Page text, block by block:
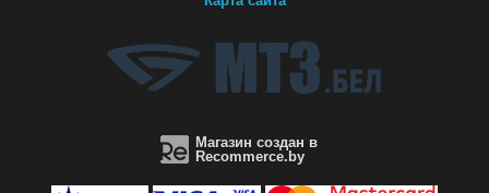
Магазин создан в
Recommerce.by